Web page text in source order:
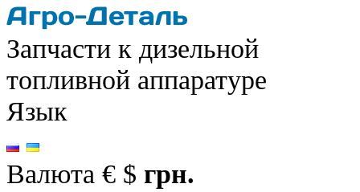
Запчасти к дизельной
топливной аппаратуре
Язык
Валюта € $ грн.